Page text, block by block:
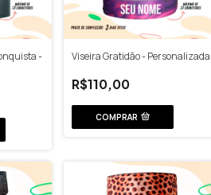
-
Viseira Gratidão - Personalizada
R$110,00
COMPRAR